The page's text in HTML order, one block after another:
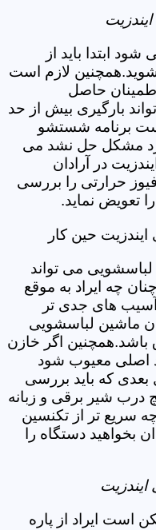
ابتدا باید از
لازم است
حاصل
بارگیری بیش از حد
برنامه شستشو
مشکل حل نشد می
در آرادان
حرارتی را بررسی
تعویض نماید.
حین کار
لباسشویی می تواند
چه ایراد به موقع
های جدی تر
ماشین لباسشویی
باشد.همچنین اگر خازن
اصلی معیوب شود
که باید بررسی
درب شیر برقی و زبانه
سریع تر از تکنسین
بخواهید دستگاه را
ایراد از پاره